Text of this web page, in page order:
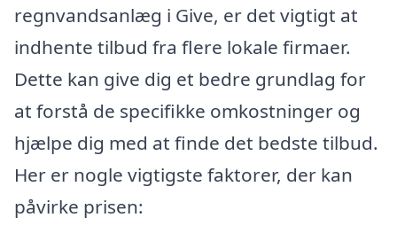
regnvandsanlæg i Give, er det vigtigt at
indhente tilbud fra flere lokale firmaer.
Dette kan give dig et bedre grundlag for
at forstå de specifikke omkostninger og
hjælpe dig med at finde det bedste tilbud.
Her er nogle vigtigste faktorer, der kan
påvirke prisen: